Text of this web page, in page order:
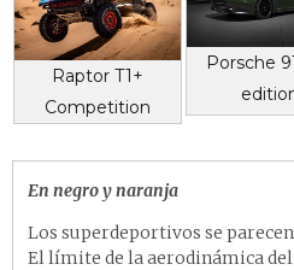
Raptor T1+
Competition
Porsche
En negro y naranja
Los superdeportivos se
El límite de la aerodinámica